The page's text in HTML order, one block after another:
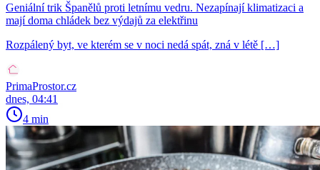
Geniální trik Španělů proti letnímu vedru. Nezapínají klimatizaci a
mají doma chládek bez výdajů za elektřinu
Rozpálený byt, ve kterém se v noci nedá spát, zná v létě […]
PrimaProstor.cz
dnes, 04:41
4 min